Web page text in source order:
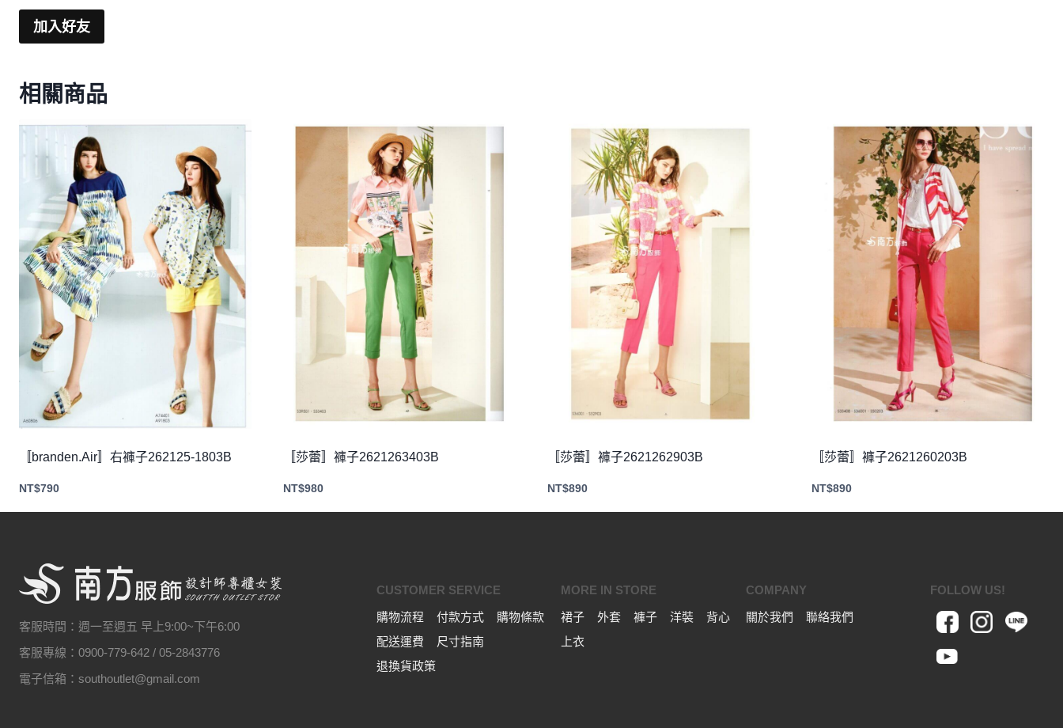
加入好友
相關商品
〚branden.Air〛右褲子262125-1803B
NT$790
〚莎蕾〛褲子2621263403B
NT$980
〚莎蕾〛褲子2621262903B
NT$890
〚莎蕾〛褲子2621260203B
NT$890
客服時間：週一至週五 早上9:00~下午6:00
客服專線：0900-779-642 / 05-2843776
電子信箱：southoutlet@gmail.com
CUSTOMER SERVICE
購物流程
付款方式
購物條款
配送運費
尺寸指南
退換貨政策
MORE IN STORE
裙子
外套 褲子 洋裝
背心
上衣
COMPANY
關於我們
聯絡我們
FOLLOW US!